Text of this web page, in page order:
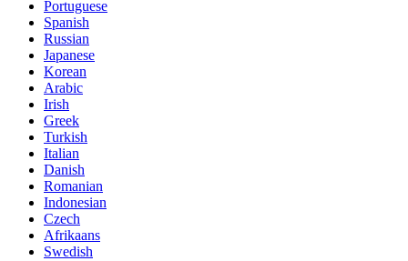
Portuguese
Spanish
Russian
Japanese
Korean
Arabic
Irish
Greek
Turkish
Italian
Danish
Romanian
Indonesian
Czech
Afrikaans
Swedish